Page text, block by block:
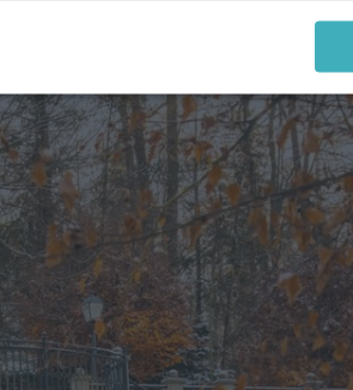
się ogromną popularnością